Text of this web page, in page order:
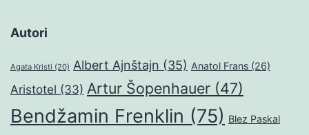
Autori
Agata Kristi (20) Albert Ajnštajn (35) Anatol Frans (26)
Aristotel (33) Artur Šopenhauer (47)
Bendžamin Frenklin (75) Blez Paskal